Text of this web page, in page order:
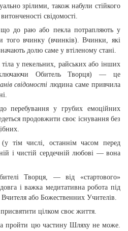
зрілими, також набули стійкого
свідомості.
до раю або пекла потрапляють у
того вчинку (вчинків). Вчинки, які
долю саме у втіленому стані.
тіла у пекельних, райських або інших
Обитель Творця) — це
свідомості людина саме привчила
перебування у грубих емоційних
продовжити своє існування без
тім числі, останнім часом перед
і чистій сердечній любові — вона
Творця, — від «стартового»
і важка медитативна робота під
або Божественних Учителів.
цілком своє життя.
пройти цю частину Шляху не може.